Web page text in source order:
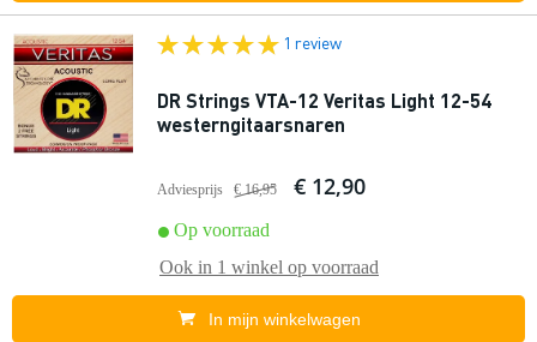
1 review
DR Strings VTA-12 Veritas Light 12-54
westerngitaarsnaren
Adviesprijs € 16,95 € 12,90
Op voorraad
Ook in 1 winkel op voorraad
In mijn winkelwagen